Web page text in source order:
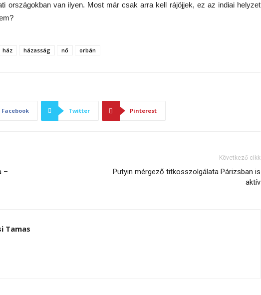
országokban van ilyen. Most már csak arra kell rájöjjek, ez az indiai helyzet
ház házasság nő orbán
Facebook Twitter Pinterest
–
Következő cikk
Putyin mérgező titkosszolgálata Párizsban is
aktív
Tamas